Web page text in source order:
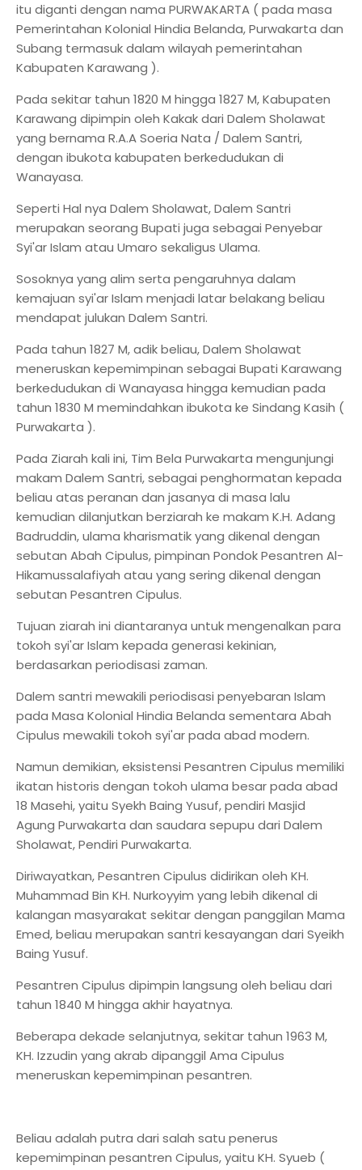
itu diganti dengan nama PURWAKARTA ( pada masa
Pemerintahan Kolonial Hindia Belanda, Purwakarta dan
Subang termasuk dalam wilayah pemerintahan
Kabupaten Karawang ).
Pada sekitar tahun 1820 M hingga 1827 M, Kabupaten
Karawang dipimpin oleh Kakak dari Dalem Sholawat
yang bernama R.A.A Soeria Nata / Dalem Santri,
dengan ibukota kabupaten berkedudukan di
Wanayasa.
Seperti Hal nya Dalem Sholawat, Dalem Santri
merupakan seorang Bupati juga sebagai Penyebar
Syi'ar Islam atau Umaro sekaligus Ulama.
Sosoknya yang alim serta pengaruhnya dalam
kemajuan syi'ar Islam menjadi latar belakang beliau
mendapat julukan Dalem Santri.
Pada tahun 1827 M, adik beliau, Dalem Sholawat
meneruskan kepemimpinan sebagai Bupati Karawang
berkedudukan di Wanayasa hingga kemudian pada
tahun 1830 M memindahkan ibukota ke Sindang Kasih (
Purwakarta ).
Pada Ziarah kali ini, Tim Bela Purwakarta mengunjungi
makam Dalem Santri, sebagai penghormatan kepada
beliau atas peranan dan jasanya di masa lalu
kemudian dilanjutkan berziarah ke makam K.H. Adang
Badruddin, ulama kharismatik yang dikenal dengan
sebutan Abah Cipulus, pimpinan Pondok Pesantren Al-
Hikamussalafiyah atau yang sering dikenal dengan
sebutan Pesantren Cipulus.
Tujuan ziarah ini diantaranya untuk mengenalkan para
tokoh syi'ar Islam kepada generasi kekinian,
berdasarkan periodisasi zaman.
Dalem santri mewakili periodisasi penyebaran Islam
pada Masa Kolonial Hindia Belanda sementara Abah
Cipulus mewakili tokoh syi'ar pada abad modern.
Namun demikian, eksistensi Pesantren Cipulus memiliki
ikatan historis dengan tokoh ulama besar pada abad
18 Masehi, yaitu Syekh Baing Yusuf, pendiri Masjid
Agung Purwakarta dan saudara sepupu dari Dalem
Sholawat, Pendiri Purwakarta.
Diriwayatkan, Pesantren Cipulus didirikan oleh KH.
Muhammad Bin KH. Nurkoyyim yang lebih dikenal di
kalangan masyarakat sekitar dengan panggilan Mama
Emed, beliau merupakan santri kesayangan dari Syeikh
Baing Yusuf.
Pesantren Cipulus dipimpin langsung oleh beliau dari
tahun 1840 M hingga akhir hayatnya.
Beberapa dekade selanjutnya, sekitar tahun 1963 M,
KH. Izzudin yang akrab dipanggil Ama Cipulus
meneruskan kepemimpinan pesantren.
Beliau adalah putra dari salah satu penerus
kepemimpinan pesantren Cipulus, yaitu KH. Syueb (